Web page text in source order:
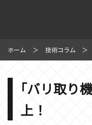
ホーム 技術コラム
｢バリ取り
上！